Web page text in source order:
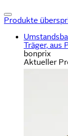
Produkte
Träger, aus
bonprix
Aktueller